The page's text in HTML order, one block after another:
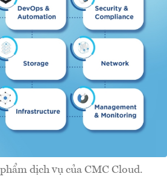
dịch vụ của CMC Cloud.